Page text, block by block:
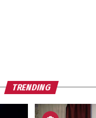
TRENDING